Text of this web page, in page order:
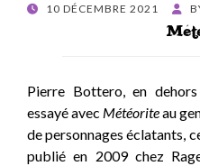
POSTED
10 DÉCEMBRE 2021
Pierre Bottero, en
essayé avec Météoriteau
de personnages éclatants,
publié en 2009 chez